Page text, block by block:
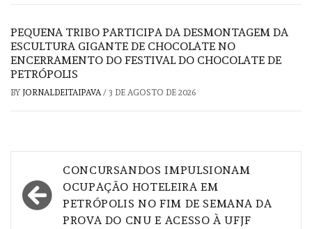
PEQUENA TRIBO PARTICIPA DA DESMONTAGEM DA
ESCULTURA GIGANTE DE CHOCOLATE NO
ENCERRAMENTO DO FESTIVAL DO CHOCOLATE DE
PETRÓPOLIS
BY JORNALDEITAIPAVA/ 3 DE AGOSTO DE 2026
Navegação
de
Post
CONCURSANDOS IMPULSIONAM
OCUPAÇÃO HOTELEIRA EM
PETRÓPOLIS NO FIM DE SEMANA DA
PROVA DO CNU E ACESSO À UFJF